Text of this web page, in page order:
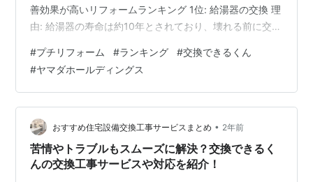
善効果が高いリフォームランキング 1位: 給湯器の交換 理
由: 給湯器の寿命は約10年とされており、壊れる前に交換
とで、省エネ性能が向上し、光熱費削減にもつながりま
す37。 費用目安: 約15万円～30万円（機種による）。 提
案: エコジョーズなどの省エネタイプへの交換がおすす
め。 2位: 外壁や屋根の塗装・防水工事 理由: 外壁や屋根
は10年程度で塗装や防水工事が必要です。これにより雨
漏りや劣化…
#プチリフォーム #ランキング #交換できるくん
#ヤマダホールディングス
おすすめ住宅設備交換工事サービスまとめ • 2年前
苦情やトラブルもスムーズに解決？交換できるく
んの交換工事サービスや対応を紹介！